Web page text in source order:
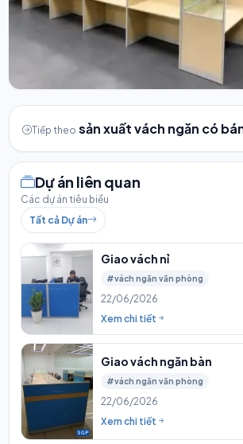
Tiếp theo sản xuất vách ngăn có
Dự án liên quan
Các dự án tiêu biểu
Tất cả Dự án
Giao vách nỉ
#vách ngăn văn phòng
22/06/2026
Xem chi tiết
Giao vách ngăn bàn
#vách ngăn văn phòng
22/06/2026
Xem chi tiết